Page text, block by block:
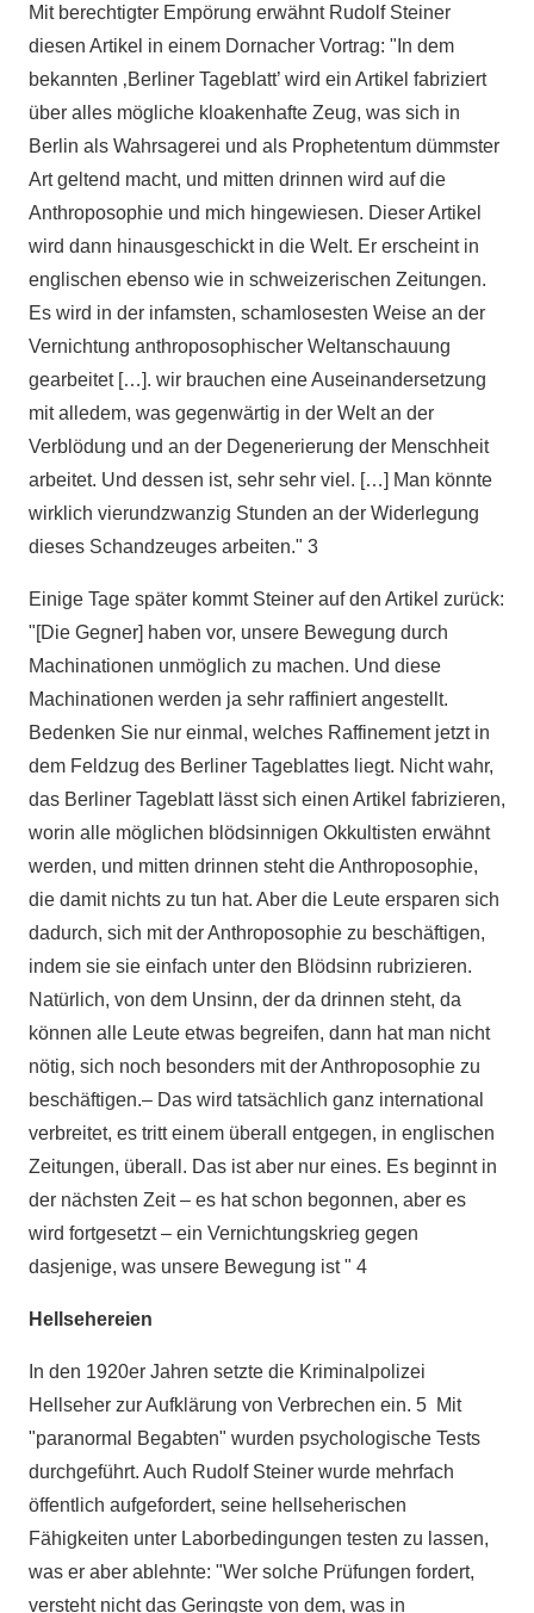
Mit berechtigter Empörung erwähnt Rudolf Steiner
diesen Artikel in einem Dornacher Vortrag: "In dem
bekannten ‚Berliner Tageblatt’ wird ein Artikel fabriziert
über alles mögliche kloakenhafte Zeug, was sich in
Berlin als Wahrsagerei und als Prophetentum dümmster
Art geltend macht, und mitten drinnen wird auf die
Anthroposophie und mich hingewiesen. Dieser Artikel
wird dann hinausgeschickt in die Welt. Er erscheint in
englischen ebenso wie in schweizerischen Zeitungen.
Es wird in der infamsten, schamlosesten Weise an der
Vernichtung anthroposophischer Weltanschauung
gearbeitet […]. wir brauchen eine Auseinandersetzung
mit alledem, was gegenwärtig in der Welt an der
Verblödung und an der Degenerierung der Menschheit
arbeitet. Und dessen ist, sehr sehr viel. […] Man könnte
wirklich vierundzwanzig Stunden an der Widerlegung
dieses Schandzeuges arbeiten." 3
Einige Tage später kommt Steiner auf den Artikel zurück:
"[Die Gegner] haben vor, unsere Bewegung durch
Machinationen unmöglich zu machen. Und diese
Machinationen werden ja sehr raffiniert angestellt.
Bedenken Sie nur einmal, welches Raffinement jetzt in
dem Feldzug des Berliner Tageblattes liegt. Nicht wahr,
das Berliner Tageblatt lässt sich einen Artikel fabrizieren,
worin alle möglichen blödsinnigen Okkultisten erwähnt
werden, und mitten drinnen steht die Anthroposophie,
die damit nichts zu tun hat. Aber die Leute ersparen sich
dadurch, sich mit der Anthroposophie zu beschäftigen,
indem sie sie einfach unter den Blödsinn rubrizieren.
Natürlich, von dem Unsinn, der da drinnen steht, da
können alle Leute etwas begreifen, dann hat man nicht
nötig, sich noch besonders mit der Anthroposophie zu
beschäftigen.– Das wird tatsächlich ganz international
verbreitet, es tritt einem überall entgegen, in englischen
Zeitungen, überall. Das ist aber nur eines. Es beginnt in
der nächsten Zeit – es hat schon begonnen, aber es
wird fortgesetzt – ein Vernichtungskrieg gegen
dasjenige, was unsere Bewegung ist " 4
Hellsehereien
In den 1920er Jahren setzte die Kriminalpolizei
Hellseher zur Aufklärung von Verbrechen ein. 5 Mit
"paranormal Begabten" wurden psychologische Tests
durchgeführt. Auch Rudolf Steiner wurde mehrfach
öffentlich aufgefordert, seine hellseherischen
Fähigkeiten unter Laborbedingungen testen zu lassen,
was er aber ablehnte: "Wer solche Prüfungen fordert,
versteht nicht das Geringste von dem, was in